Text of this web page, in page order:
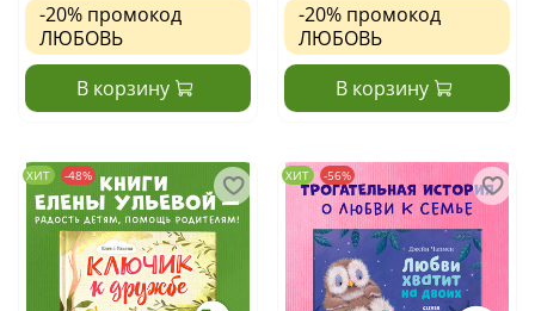
-20% промокод
ЛЮБОВЬ
В корзину
-20% промокод
ЛЮБОВЬ
В корзину
ХИТ -48% ХИТ -56%